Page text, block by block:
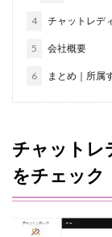
4 チャットレデ
5 会社概要
6 まとめ｜所属
チャットレ
をチェック